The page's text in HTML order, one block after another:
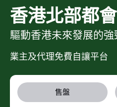
香港北部都
驅動香港未來發展的強
業主及代理免費自讓平台
售盤